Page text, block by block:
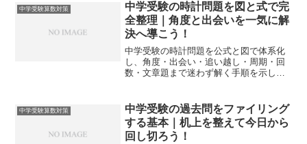
中学受験算数対策
中学受験の時計問題を図と式で完
全整理｜角度と出会いを一気に解
決へ導こう！
中学受験の時計問題を公式と図で体系化
し、角度・出会い・追い越し・周期・回
数・文章題まで迷わず解く手順を示しま
中学受験算数対策
中学受験の過去問をファイリング
する基本｜机上を整えて今日から
回し切ろう！